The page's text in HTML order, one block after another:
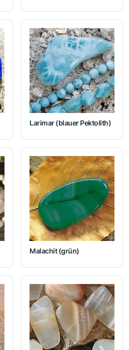
Larimar (blauer Pektolith)
Malachit (grün)